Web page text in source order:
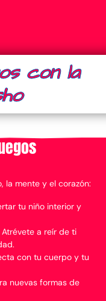
con la
la mente y el corazón:
tu niño interior y
Atrévete a reír de ti
con tu cuerpo y tu
nuevas formas de